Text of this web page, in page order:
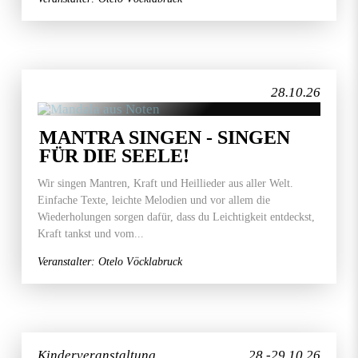
28.10.26
MANTRA SINGEN - SINGEN
FÜR DIE SEELE!
Wir singen Mantren, Kraft und Heillieder aus aller Welt.
Einfache Texte, leichte Melodien und vor allem die
Wiederholungen sorgen dafür, dass du Leichtigkeit entdeckst,
Kraft tankst und vom...
Veranstalter: Otelo Vöcklabruck
28.-29.10.26
Kinderveranstaltung